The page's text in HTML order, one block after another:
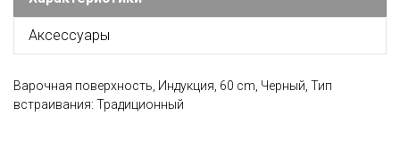
Аксессуары
Варочная поверхность, Индукция, 60 cm, Черный, Тип
встраивания: Традиционный